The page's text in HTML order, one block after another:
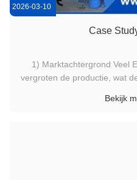
2026-03-10
Case
1) Marktachtergrond Veel
vergroten de productie, wat
chipverwerking schaalt niet
Bekijk